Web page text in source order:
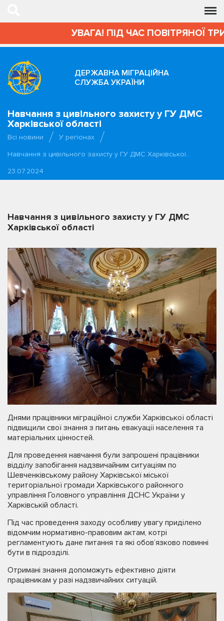
УВАГА! ПІД ЧАС ПОВІТРЯНОЇ
ДЕРЖАВНА МІГРАЦІЙНА
СЛУЖБА УКРАЇНИ
Навчання з цивільного захисту у ГУ ДМС
Харківської області
Всі новини
У регіонах
Навчання з цивільного захисту у ГУ ДМС Харківської…
23.07.2024
Навчання з цивільного захисту у ГУ ДМС
Харківської області
Днями працівники міграційної служби Харківської області
підвищили свої знання з питань евакуації населення та
матеріальних цінностей.
Для проведення навчання були запрошені працівники
відділу запобігання надзвичайним ситуаціям по
Шевченківському району Харківської міської
територіальної громади Харківського районного
управління Головного управління ДСНС України у
Харківській області.
Під час проведення заходу особливу увагу приділено
відомчим нормативно-правовим актам, котрі
регламентують дане питання та які обов’язково повинні
бути в підрозділі.
Отримані знання допоможуть ефективно діяти
працівникам у разі надзвичайних ситуацій.